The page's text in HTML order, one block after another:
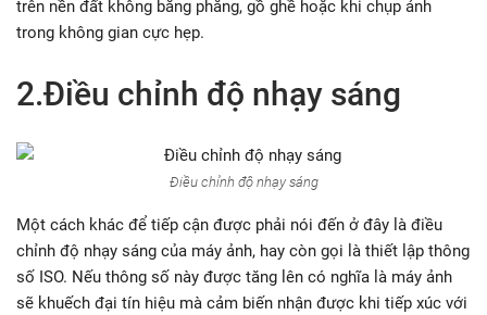
trên nền đất không bằng phẳng, gồ ghề hoặc khi chụp ảnh
trong không gian cực hẹp.
2.Điều chỉnh độ nhạy sáng
Điều chỉnh độ nhạy sáng
Một cách khác để tiếp cận được phải nói đến ở đây là điều
chỉnh độ nhạy sáng của máy ảnh, hay còn gọi là thiết lập thông
số ISO. Nếu thông số này được tăng lên có nghĩa là máy ảnh
sẽ khuếch đại tín hiệu mà cảm biến nhận được khi tiếp xúc với